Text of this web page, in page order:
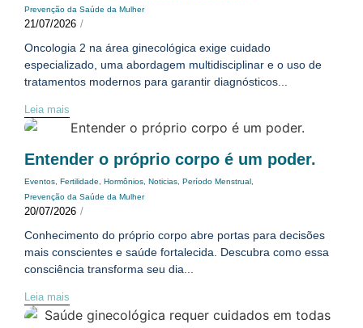
Prevenção da Saúde da Mulher
21/07/2026 /
Oncologia 2 na área ginecológica exige cuidado
especializado, uma abordagem multidisciplinar e o uso de
tratamentos modernos para garantir diagnósticos...
Leia mais
Entender o próprio corpo é um poder.
Eventos, Fertilidade, Hormônios, Noticias, Período Menstrual,
Prevenção da Saúde da Mulher
20/07/2026 /
Conhecimento do próprio corpo abre portas para decisões
mais conscientes e saúde fortalecida. Descubra como essa
consciência transforma seu dia...
Leia mais